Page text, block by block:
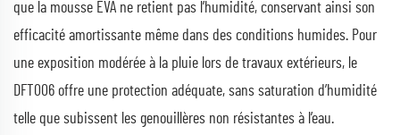
que la mousse EVA ne retient pas l’humidité, conservant ainsi son
efficacité amortissante même dans des conditions humides. Pour
une exposition modérée à la pluie lors de travaux extérieurs, le
DFT006 offre une protection adéquate, sans saturation d’humidité
telle que subissent les genouillères non résistantes à l’eau.